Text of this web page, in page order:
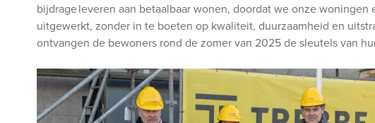
bijdrage leveren aan betaalbaar wonen, doordat we onze
uitgewerkt, zonder in te boeten op kwaliteit, duurzaamheid en
ontvangen de bewoners rond de zomer van 2025 de sleutels van